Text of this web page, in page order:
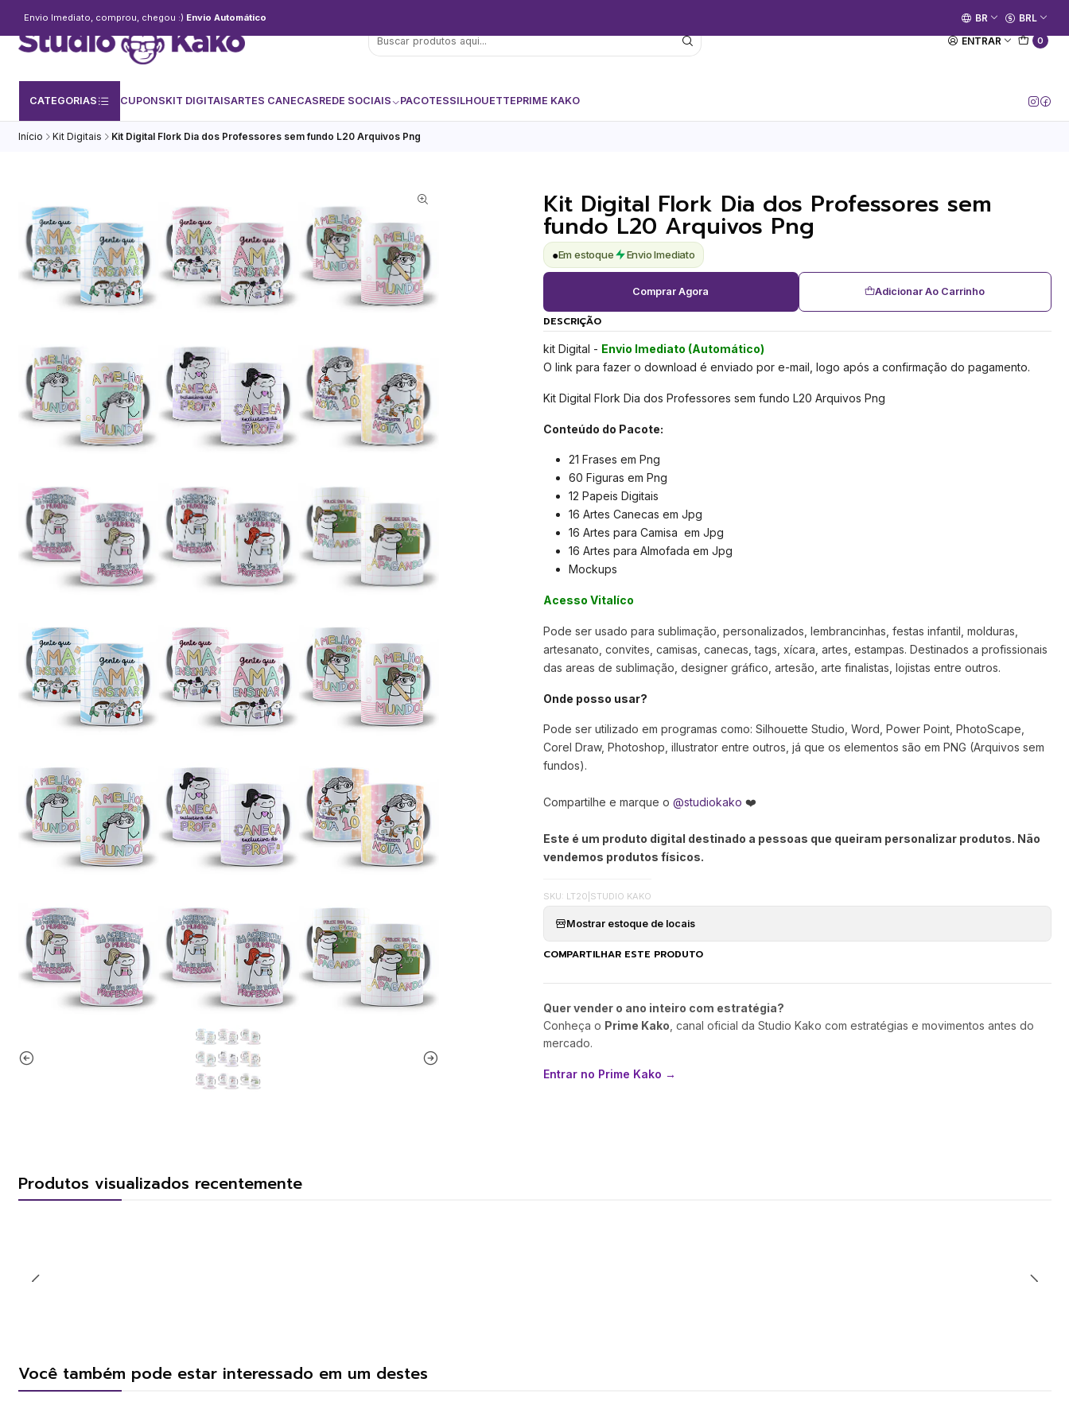
ENTRAR 0
CATEGORIAS CUPONSKIT DIGITAISARTES CANECASREDE SOCIAIS PACOTESSILHOUETTEPRIME KAKO
Envio Imediato, comprou, chegou :) Envio Automático [Entrar no Canal]
BR BRL
Início Kit Digitais Kit Digital Flork Dia dos Professores sem fundo L20 Arquivos Png
Kit Digital Flork Dia dos Professores sem
fundo L20 Arquivos Png
●Em estoque Envio Imediato
Adicionar Ao Carrinho
Comprar Agora
DESCRIÇÃO
kit Digital - Envio Imediato (Automático)
O link para fazer o download é enviado por e-mail, logo após a confirmação do pagamento.
Kit Digital Flork Dia dos Professores sem fundo L20 Arquivos Png
Conteúdo do Pacote:
21 Frases em Png
60 Figuras em Png
12 Papeis Digitais
16 Artes Canecas em Jpg
16 Artes para Camisa em Jpg
16 Artes para Almofada em Jpg
Mockups
Acesso Vitalíco
Pode ser usado para sublimação, personalizados, lembrancinhas, festas infantil, molduras,
artesanato, convites, camisas, canecas, tags, xícara, artes, estampas. Destinados a profissionais
das areas de sublimação, designer gráfico, artesão, arte finalistas, lojistas entre outros.
Onde posso usar?
Pode ser utilizado em programas como: Silhouette Studio, Word, Power Point, PhotoScape,
Corel Draw, Photoshop, illustrator entre outros, já que os elementos são em PNG (Arquivos sem
fundos).
Compartilhe e marque o @studiokako ❤️
Este é um produto digital destinado a pessoas que queiram personalizar produtos. Não
vendemos produtos físicos.
SKU: LT20 STUDIO KAKO
Mostrar estoque de locais
COMPARTILHAR ESTE PRODUTO
Quer vender o ano inteiro com estratégia?
Conheça o Prime Kako , canal oficial da Studio Kako com estratégias e movimentos antes do
mercado.
Entrar no Prime Kako →
Produtos visualizados recentemente
Você também pode estar interessado em um destes